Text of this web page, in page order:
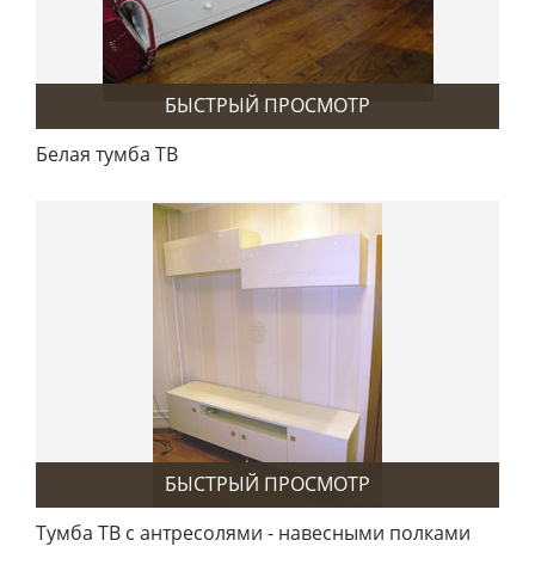
БЫСТРЫЙ ПРОСМОТР
Белая тумба ТВ
БЫСТРЫЙ ПРОСМОТР
Тумба ТВ с антресолями - навесными полками